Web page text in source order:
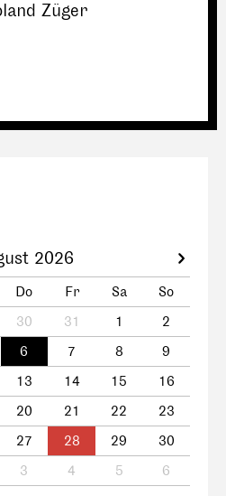
Züger
2026
Do Fr Sa
So
30 31 1
2
6 7 8
9
13 14 15
16
20 21 22
23
27 28 29
30
3 4 5 6